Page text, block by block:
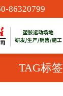
86320799
TAG标签